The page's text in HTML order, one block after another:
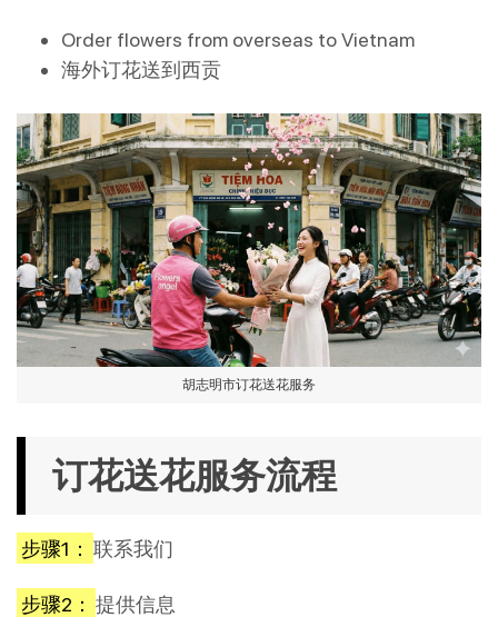
Order flowers from overseas to Vietnam
海外订花送到西贡
胡志明市订花送花服务
订花送花服务流程
步骤1： 联系我们
步骤2： 提供信息